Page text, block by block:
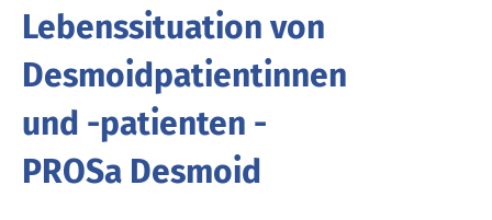
Lebenssituation von
Desmoidpatientinnen
und -patienten -
PROSa Desmoid